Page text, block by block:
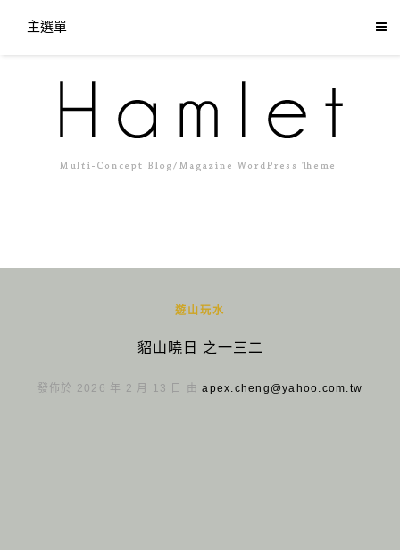
主選單
遊山玩水
貂山曉日 之一三二
發佈於 2026 年 2 月 13 日 由apex.cheng@yahoo.com.tw